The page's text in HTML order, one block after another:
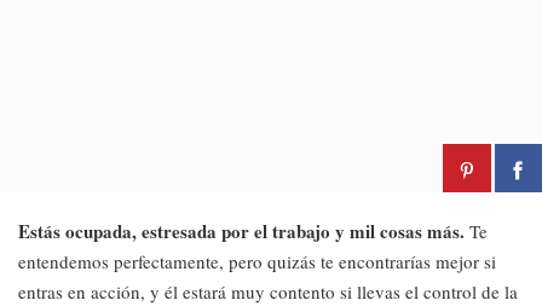
Estás ocupada, estresada por el trabajo y mil cosas más. Te
entendemos perfectamente, pero quizás te encontrarías mejor si
entras en acción, y él estará muy contento si llevas el control de la